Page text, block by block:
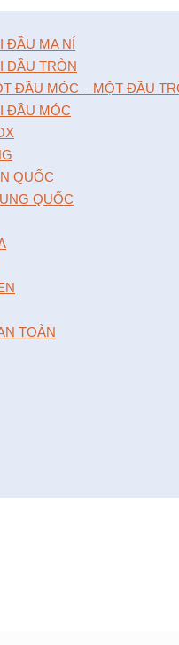
ĐẦU MA NÍ
ĐẦU TRÒN
ĐẦU MÓC – MỘT ĐẦU
ĐẦU MÓC
QUỐC
QUỐC
TOÀN